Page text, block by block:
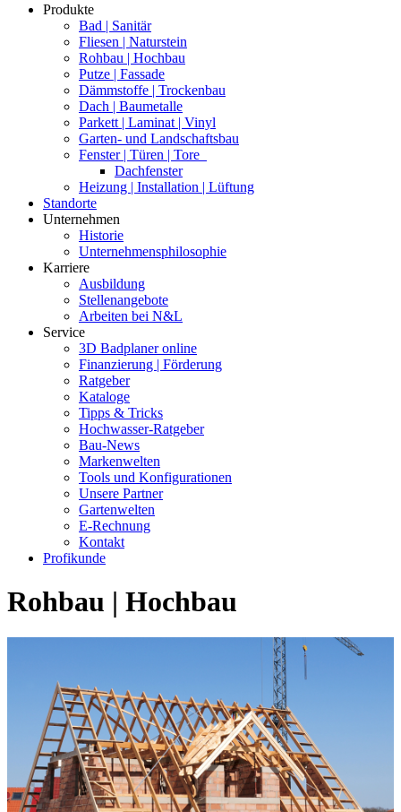
Produkte
Bad | Sanitär
Fliesen | Naturstein
Rohbau | Hochbau
Putze | Fassade
Dämmstoffe | Trockenbau
Dach | Baumetalle
Parkett | Laminat | Vinyl
Garten- und Landschaftsbau
Fenster | Türen | Tore
Dachfenster
Heizung | Installation | Lüftung
Standorte
Unternehmen
Historie
Unternehmensphilosophie
Karriere
Ausbildung
Stellenangebote
Arbeiten bei N&L
Service
3D Badplaner online
Finanzierung | Förderung
Ratgeber
Kataloge
Tipps & Tricks
Hochwasser-Ratgeber
Bau-News
Markenwelten
Tools und Konfigurationen
Unsere Partner
Gartenwelten
E-Rechnung
Kontakt
Profikunde
Rohbau | Hochbau